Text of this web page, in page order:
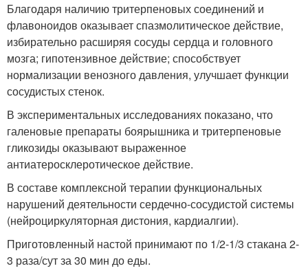
Благодаря наличию тритерпеновых соединений и
флавоноидов оказывает спазмолитическое действие,
избирательно расширяя сосуды сердца и головного
мозга; гипотензивное действие; способствует
нормализации венозного давления, улучшает функции
сосудистых стенок.
В экспериментальных исследованиях показано, что
галеновые препараты боярышника и тритерпеновые
гликозиды оказывают выраженное
антиатеросклеротическое действие.
В составе комплексной терапии функциональных
нарушений деятельности сердечно-сосудистой системы
(нейроциркуляторная дистония, кардиалгии).
Приготовленный настой принимают по 1/2-1/3 стакана 2-
3 раза/сут за 30 мин до еды.